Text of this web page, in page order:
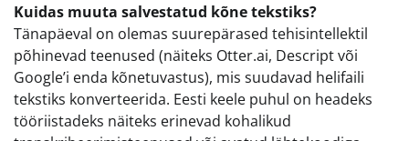
Kuidas muuta salvestatud kõne tekstiks?
Tänapäeval on olemas suurepärased tehisintellektil
põhinevad teenused (näiteks Otter.ai, Descript või
Google’i enda kõnetuvastus), mis suudavad helifaili
tekstiks konverteerida. Eesti keele puhul on headeks
tööriistadeks näiteks erinevad kohalikud